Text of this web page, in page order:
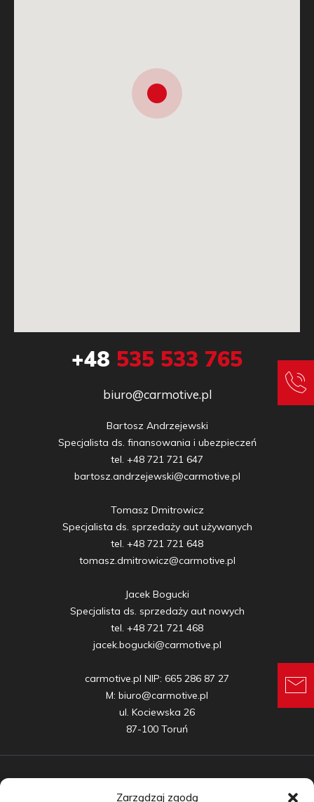
Zarządzaj zgodą
+48 535 533 765
biuro@carmotive.pl
Bartosz Andrzejewski
Specjalista ds. finansowania i ubezpieczeń
tel. +48 721 721 647
bartosz.andrzejewski@carmotive.pl
Tomasz Dmitrowicz
Specjalista ds. sprzedaży aut używanych
tel. +48 721 721 648
tomasz.dmitrowicz@carmotive.pl
Jacek Bogucki
Specjalista ds. sprzedaży aut nowych
tel. +48 721 721 468
jacek.bogucki@carmotive.pl
carmotive.pl NIP: 665 286 87 27
M: biuro@carmotive.pl
ul. Kociewska 26
87-100 Toruń